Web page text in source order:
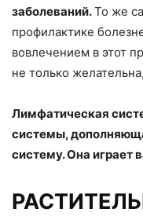
заболеваний.То же
профилактике
вовлечением в этот
не только
Лимфатическая
системы,
систему. Она играет